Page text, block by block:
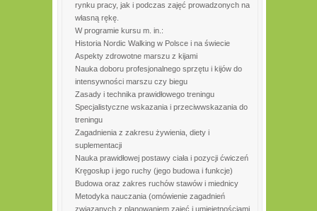
rynku pracy, jak i podczas zajęć prowadzonych na
własną rękę.
W programie kursu m. in.:
Historia Nordic Walking w Polsce i na świecie
Aspekty zdrowotne marszu z kijami
Nauka doboru profesjonalnego sprzętu i kijów do
intensywności marszu czy biegu
Zasady i technika prawidłowego treningu
Specjalistyczne wskazania i przeciwwskazania do
treningu
Zagadnienia z zakresu żywienia, diety i
suplementacji
Nauka prawidłowej postawy ciała i pozycji ćwiczeń
Kręgosłup i jego ruchy (jego budowa i funkcje)
Budowa oraz zakres ruchów stawów i miednicy
Metodyka nauczania (omówienie zagadnień
związanych z planowaniem zajęć i umiejętnościami